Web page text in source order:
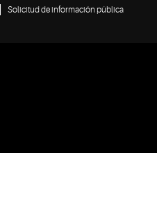
Solicitud de información pública